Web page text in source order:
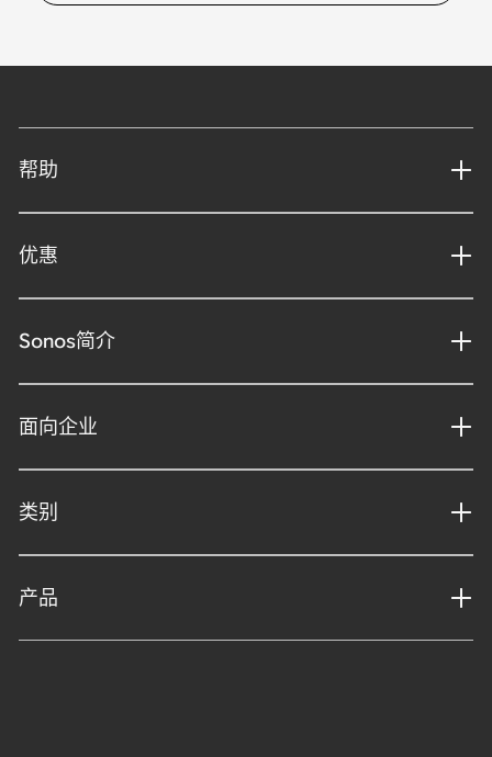
帮助
优惠
Sonos简介
面向企业
类别
产品